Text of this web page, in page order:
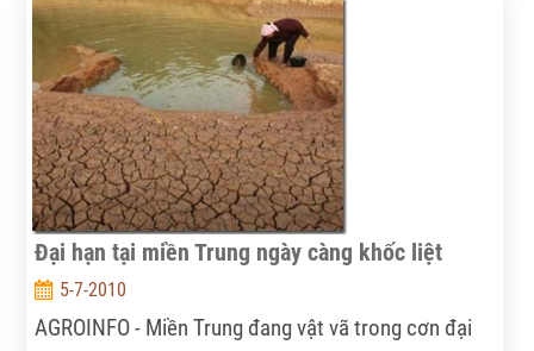
chủ trương của Chính phủ, đảm bảo cho nông dân
lãi 30%” - Bộ trưởng Bộ Nông nghiệp và PTNT cho
biết.
Đại hạn tại miền Trung ngày càng khốc liệt
5-7-2010
AGROINFO - Miền Trung đang vật vã trong cơn đại